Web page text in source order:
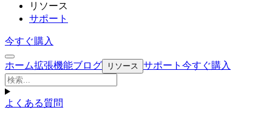
リソース
サポート
今すぐ購入
ホーム拡張機能ブログ リソース サポート 今すぐ購入
よくある質問